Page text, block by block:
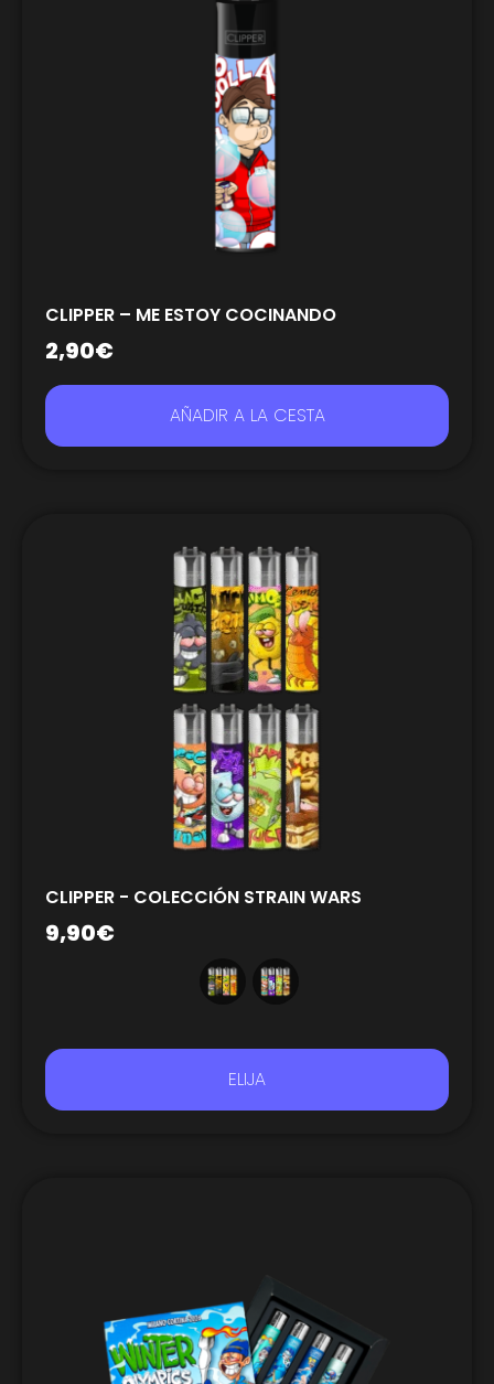
CLIPPER – ME ESTOY COCINANDO
2,90€
AÑADIR A LA CESTA
CLIPPER - COLECCIÓN STRAIN WARS
9,90€
ELIJA